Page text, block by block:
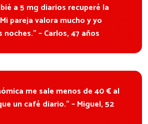
a 5 mg diarios recuperé la
pareja valora mucho y yo
– Carlos, 47 años
me sale menos de 40 € al
un café diario.” – Miguel, 52